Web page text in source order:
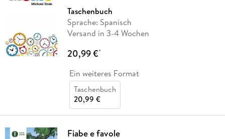
Taschenbuch
Sprache: Spanisch
Versand in 3-4 Wochen
20,99 €*
Ein weiteres Format
Taschenbuch
20,99 €
Fiabe e favole